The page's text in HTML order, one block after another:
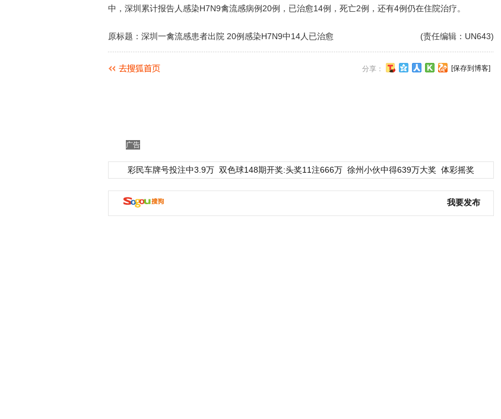
中，深圳累计报告人感染H7N9禽流感病例20例，已治愈14例，死亡2例，还有4例仍在住院治疗。
(责任编辑：UN643)
原标题：深圳一禽流感患者出院 20例感染H7N9中14人已治愈
分享： [保存到博客]
广告
彩民车牌号投注中3.9万 双色球148期开奖:头奖11注666万 徐州小伙中得639万大奖 体彩摇奖
我要发布